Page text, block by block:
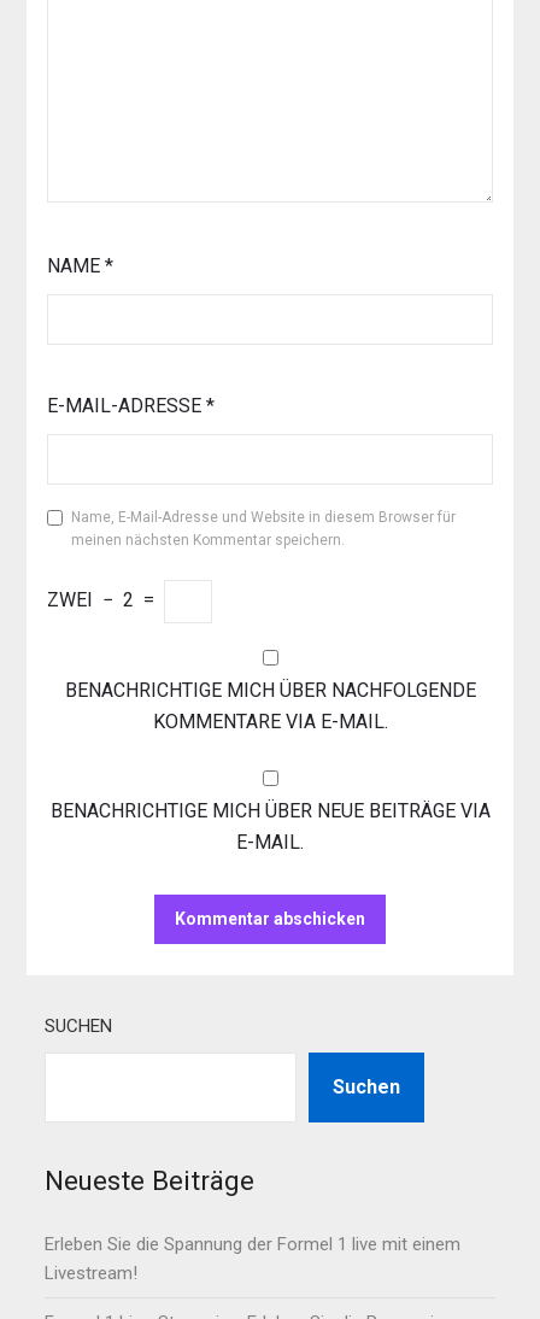
NAME *
E-MAIL-ADRESSE *
Name, E-Mail-Adresse und Website in diesem Browser für
meinen nächsten Kommentar speichern.
ZWEI − 2 =
BENACHRICHTIGE MICH ÜBER NACHFOLGENDE
KOMMENTARE VIA E-MAIL.
BENACHRICHTIGE MICH ÜBER NEUE BEITRÄGE VIA
E-MAIL.
SUCHEN
Suchen
Neueste Beiträge
Erleben Sie die Spannung der Formel 1 live mit einem
Livestream!